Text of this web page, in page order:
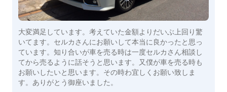
大変満足しています。考えていた金額よりだいぶ上回り驚
いてます。セルカさんにお願いして本当に良かったと思っ
ています。知り合いが車を売る時は一度セルカさん相談し
てから売るように話そうと思います。又僕が車を売る時も
お願いしたいと思います。その時わ宜しくお願い致しま
す。ありがとう御座いました。